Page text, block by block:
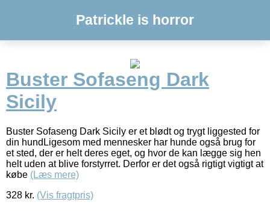
Patrickle is horror
Buster Sofaseng Dark
Sicily
Buster Sofaseng Dark Sicily er et blødt og trygt liggested for
din hundLigesom med mennesker har hunde også brug for
et sted, der er helt deres eget, og hvor de kan lægge sig hen
helt uden at blive forstyrret. Derfor er det også rigtigt vigtigt at
købe (Læs mere)
328 kr. (Vis fragtpris)